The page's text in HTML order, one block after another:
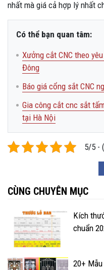
nhất mà giá cả hợp lý nhất
Có thể bạn quan tâm:
Xưởng cắt CNC theo
Đông
Báo giá cổng sắt CNC
Gia công cắt cnc sắt
tại Hà Nội
5/5 -
CÙNG CHUYÊN MỤC
Kích
chuẩn
20+